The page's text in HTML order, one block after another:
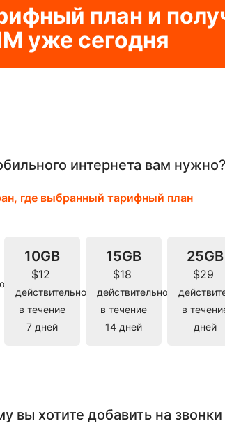
план и
уже сегодня
интернета вам
где выбранный тарифный план
10GB
$12
действительно
в течение
7 дней
15GB
$18
действительно
в течение
14 дней
25GB
$29
в
дней
вы хотите добавить на звонки